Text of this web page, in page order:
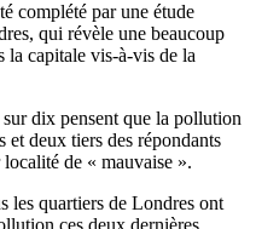
complété par une étude
qui révèle une beaucoup
la capitale vis-à-vis de la
dix pensent que la pollution
et deux tiers des répondants
de « mauvaise ».
les quartiers de Londres ont